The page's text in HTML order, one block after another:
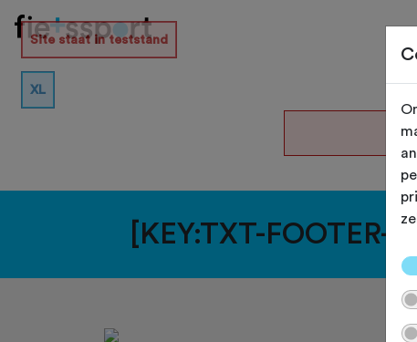
Site staat in teststand
XL
[KEY:TXT-FOOTER-1]